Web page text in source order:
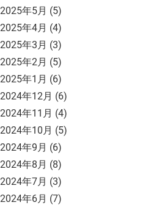
2025年5月 (5)
2025年4月 (4)
2025年3月 (3)
2025年2月 (5)
2025年1月 (6)
2024年12月 (6)
2024年11月 (4)
2024年10月 (5)
2024年9月 (6)
2024年8月 (8)
2024年7月 (3)
2024年6月 (7)